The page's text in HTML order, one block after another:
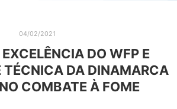
04/02/2021
DO WFP E
TÉCNICA DA DINAMARCA
COMBATE À FOME